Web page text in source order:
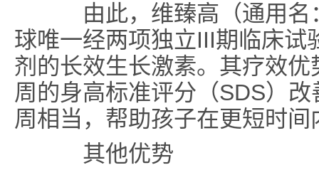
由此，维臻高（通用名
球唯一经两项独立III期临床试
剂的长效生长激素。其疗效
周的身高标准评分（SDS）
周相当，帮助孩子在更短时
其他优势